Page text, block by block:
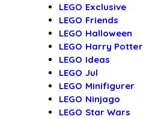
LEGO Exclusive
LEGO Friends
LEGO Halloween
LEGO Harry Potter
LEGO Ideas
LEGO Jul
LEGO Minifigurer
LEGO Ninjago
LEGO Star Wars